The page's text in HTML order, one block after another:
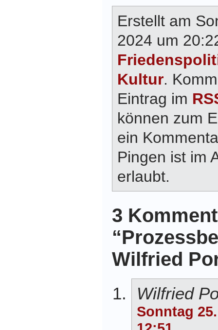
Erstellt am
2024 um
Kultur.
Eintrag im
können zum
ein
Pingen ist im
erlaubt.
3
Wilfried
Wilfried
Sonntag